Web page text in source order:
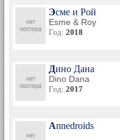
Эсме и Рой
Esme & Roy
Год: 2018
Дино Дана
Dino Dana
Год: 2017
Annedroids